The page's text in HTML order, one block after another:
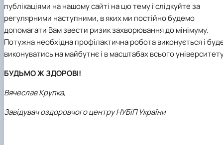
публікаціями на нашому сайті на цю тему і слідкуйте за
регулярними наступними, в яких ми постійно будемо
допомагати Вам звести ризик захворювання до мінімуму.
Потужна необхідна профілактична робота виконується і
виконуватись на майбутнє і в масштабах всього
БУДЬМО Ж ЗДОРОВІ!
Вячеслав Крупка,
Завідувач оздоровчого центру НУБіП України